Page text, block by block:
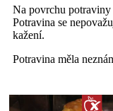
Na povrchu potraviny
Potravina se
kažení.
Potravina měla